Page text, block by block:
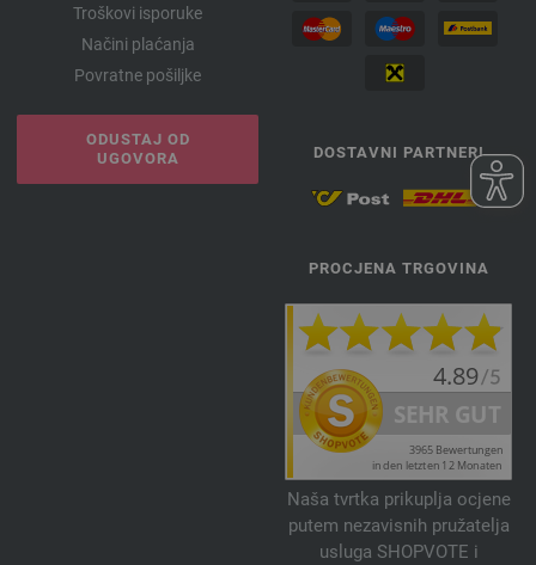
Troškovi isporuke
Načini plaćanja
Povratne pošiljke
ODUSTAJ OD
UGOVORA
DOSTAVNI PARTNERI
PROCJENA TRGOVINA
Naša tvrtka prikuplja ocjene
putem nezavisnih pružatelja
usluga SHOPVOTE i